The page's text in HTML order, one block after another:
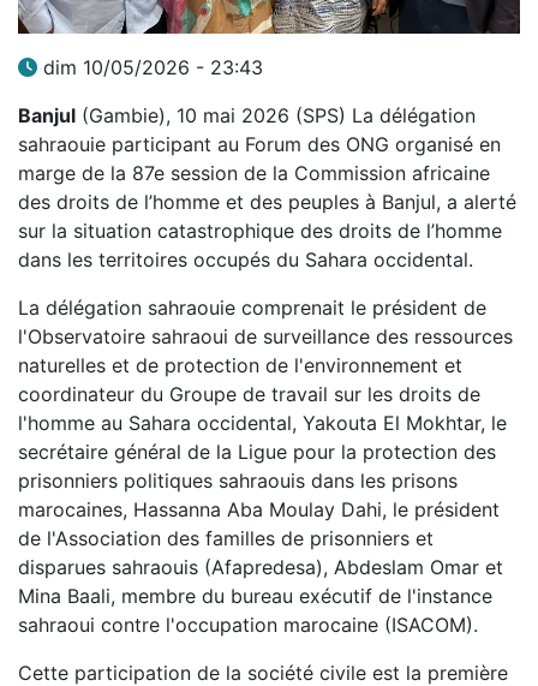
dim 10/05/2026 - 23:43
Banjul (Gambie), 10 mai 2026 (SPS) La délégation
sahraouie participant au Forum des ONG organisé en
marge de la 87e session de la Commission africaine
des droits de l’homme et des peuples à Banjul, a alerté
sur la situation catastrophique des droits de l’homme
dans les territoires occupés du Sahara occidental.
La délégation sahraouie comprenait le président de
l'Observatoire sahraoui de surveillance des ressources
naturelles et de protection de l'environnement et
coordinateur du Groupe de travail sur les droits de
l'homme au Sahara occidental, Yakouta El Mokhtar, le
secrétaire général de la Ligue pour la protection des
prisonniers politiques sahraouis dans les prisons
marocaines, Hassanna Aba Moulay Dahi, le président
de l'Association des familles de prisonniers et
disparues sahraouis (Afapredesa), Abdeslam Omar et
Mina Baali, membre du bureau exécutif de l'instance
sahraoui contre l'occupation marocaine (ISACOM).
Cette participation de la société civile est la première